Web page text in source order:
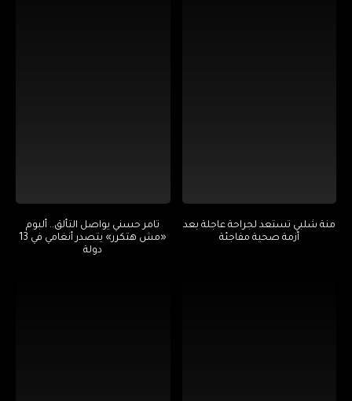
منة شلبي تستعد لجراحة عاجلة بعد
أزمة صحية مفاجئة
تامر حسني يواصل التألق.. ألبوم
«مش هتكرر» يتصدر أنغامي في 13
دولة